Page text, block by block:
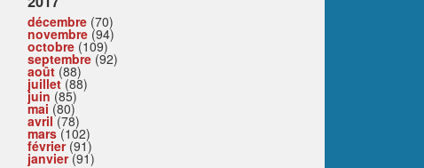
décembre (70)
novembre (94)
octobre (109)
septembre (92)
août (88)
juillet(88)
juin (85)
mai (80)
avril(78)
mars(102)
février(91)
janvier(91)